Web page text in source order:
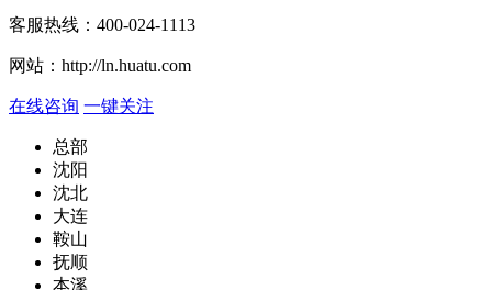
客服热线： 400-024-1113
网站： http://ln.huatu.com
在线咨询 一键关注
总部
沈阳
沈北
大连
鞍山
抚顺
本溪